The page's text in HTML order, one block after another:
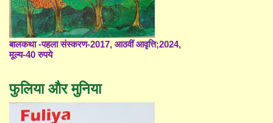
बालकथा -पहला संस्करण-2017, आठवीं आवृत्ति;2024,
मूल्य-40 रुपये
फुलिया और मुनिया